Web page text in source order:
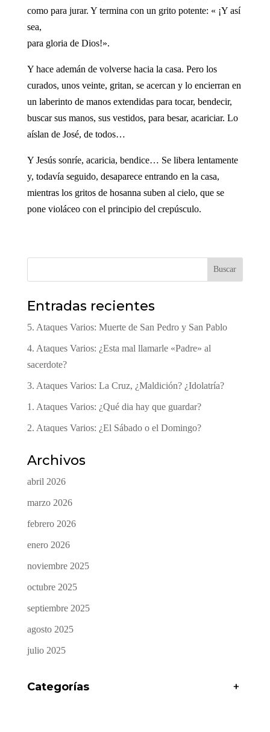
como para jurar. Y termina con un grito potente: « ¡Y así
sea,
para gloria de Dios!».
Y hace ademán de volverse hacia la casa. Pero los
curados, unos veinte, gritan, se acercan y lo encierran en
un laberinto de manos extendidas para tocar, bendecir,
buscar sus manos, sus vestidos, para besar, acariciar. Lo
aíslan de José, de todos…
Y Jesús sonríe, acaricia, bendice… Se libera lentamente
y, todavía seguido, desaparece entrando en la casa,
mientras los gritos de hosanna suben al cielo, que se
pone violáceo con el principio del crepúsculo.
Buscar
Entradas recientes
5. Ataques Varios: Muerte de San Pedro y San Pablo
4. Ataques Varios: ¿Esta mal llamarle «Padre» al
sacerdote?
3. Ataques Varios: La Cruz, ¿Maldición? ¿Idolatría?
1. Ataques Varios: ¿Qué dia hay que guardar?
2. Ataques Varios: ¿El Sábado o el Domingo?
Archivos
abril 2026
marzo 2026
febrero 2026
enero 2026
noviembre 2025
octubre 2025
septiembre 2025
agosto 2025
julio 2025
Categorías +